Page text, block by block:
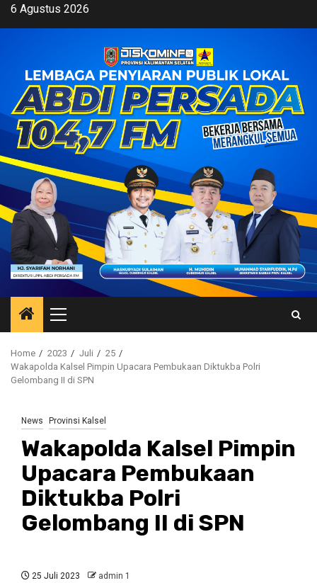
Skip6 Agustus 2026
Primary
Menu
Home 2023 Juli
25
Wakapolda Kalsel Pimpin Upacara Pembukaan Diktukba Polri
Gelombang II di SPN
News Provinsi Kalsel
Wakapolda Kalsel Pimpin
Upacara Pembukaan
Diktukba Polri
Gelombang II di SPN
25 Juli 2023 admin 1